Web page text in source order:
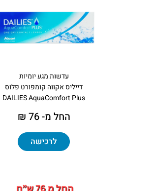
עדשות מגע יומיות
דייליס אקווה קומפורט פלוס
DAILIES AquaComfort Plus
החל מ- 76 ₪
לרכישה